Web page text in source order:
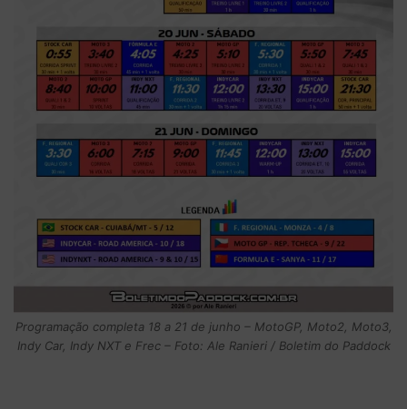
Programação completa 18 a 21 de junho – MotoGP, Moto2, Moto3,
Indy Car, Indy NXT e Frec – Foto: Ale Ranieri / Boletim do Paddock